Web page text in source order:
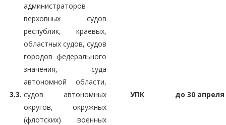
3.3.
администраторов
верховных судов
республик, краевых,
областных судов, судов
городов федерального
значения, суда
автономной области,
судов автономных
округов, окружных
(флотских) военных
УПК до 30 апреля